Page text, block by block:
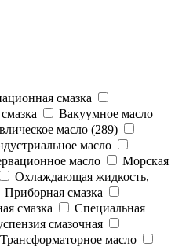
смазка
Вакуумное масло
масло (289)
масло
масло
Морская
Охлаждающая жидкость,
Приборная смазка
смазка
Специальная
смазочная
Трансформаторное масло